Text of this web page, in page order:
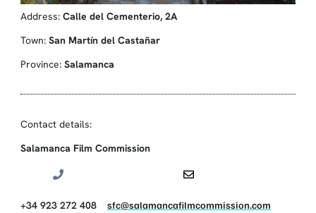
Address: Calle del Cementerio, 2A
Town: San Martín del Castañar
Province: Salamanca
Contact details:
Salamanca Film Commission
+34 923 272 408 sfc@salamancafilmcommission.com